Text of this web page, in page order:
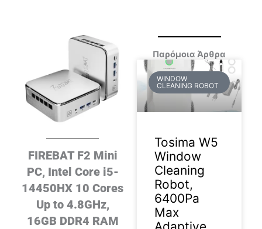
FIREBAT F2 Mini
PC, Intel Core i5-
14450HX 10 Cores
Up to 4.8GHz,
16GB DDR4 RAM
Παρόμοια Άρθρα
WINDOW
CLEANING ROBOT
Tosima W5
Window
Cleaning
Robot,
6400Pa
Max